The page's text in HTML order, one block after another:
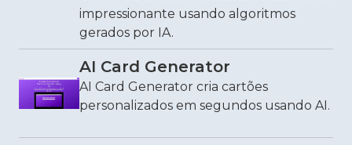
impressionante usando algoritmos
gerados por IA.
AI Card Generator
AI Card Generator cria cartões
personalizados em segundos usando AI.